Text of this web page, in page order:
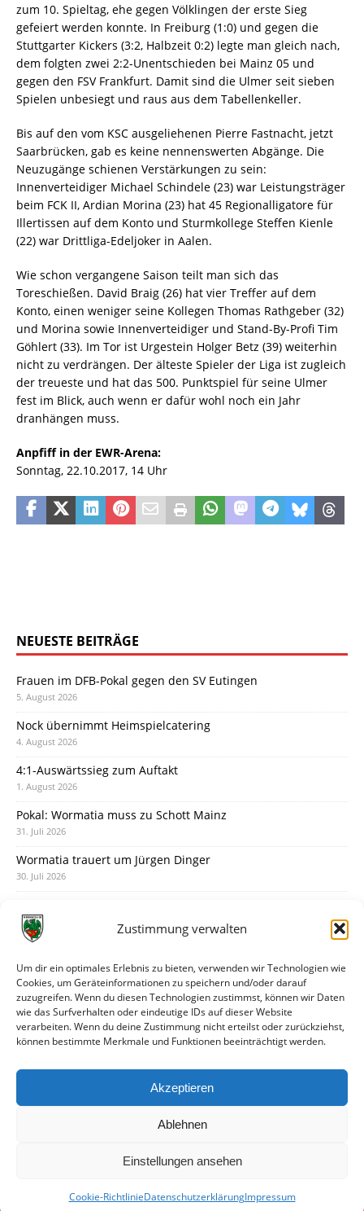
Zustimmung verwalten
Um dir ein optimales Erlebnis zu bieten, verwenden wir Technologien wie
Cookies, um Geräteinformationen zu speichern und/oder darauf
zuzugreifen. Wenn du diesen Technologien zustimmst, können wir Daten
wie das Surfverhalten oder eindeutige IDs auf dieser Website
verarbeiten. Wenn du deine Zustimmung nicht erteilst oder zurückziehst,
können bestimmte Merkmale und Funktionen beeinträchtigt werden.
Akzeptieren
Ablehnen
Einstellungen ansehen
Cookie-RichtlinieDatenschutzerklärungImpressum
zum 10. Spieltag, ehe gegen Völklingen der erste Sieg
gefeiert werden konnte. In Freiburg (1:0) und gegen die
Stuttgarter Kickers (3:2, Halbzeit 0:2) legte man gleich nach,
dem folgten zwei 2:2-Unentschieden bei Mainz 05 und
gegen den FSV Frankfurt. Damit sind die Ulmer seit sieben
Spielen unbesiegt und raus aus dem Tabellenkeller.
Bis auf den vom KSC ausgeliehenen Pierre Fastnacht, jetzt
Saarbrücken, gab es keine nennenswerten Abgänge. Die
Neuzugänge schienen Verstärkungen zu sein:
Innenverteidiger Michael Schindele (23) war Leistungsträger
beim FCK II, Ardian Morina (23) hat 45 Regionalligatore für
Illertissen auf dem Konto und Sturmkollege Steffen Kienle
(22) war Drittliga-Edeljoker in Aalen.
Wie schon vergangene Saison teilt man sich das
Toreschießen. David Braig (26) hat vier Treffer auf dem
Konto, einen weniger seine Kollegen Thomas Rathgeber (32)
und Morina sowie Innenverteidiger und Stand-By-Profi Tim
Göhlert (33). Im Tor ist Urgestein Holger Betz (39) weiterhin
nicht zu verdrängen. Der älteste Spieler der Liga ist zugleich
der treueste und hat das 500. Punktspiel für seine Ulmer
fest im Blick, auch wenn er dafür wohl noch ein Jahr
dranhängen muss.
Anpfiff in der EWR-Arena:
Sonntag, 22.10.2017, 14 Uhr
NEUESTE BEITRÄGE
Frauen im DFB-Pokal gegen den SV Eutingen
5. August 2026
Nock übernimmt Heimspielcatering
4. August 2026
4:1-Auswärtssieg zum Auftakt
1. August 2026
Pokal: Wormatia muss zu Schott Mainz
31. Juli 2026
Wormatia trauert um Jürgen Dinger
30. Juli 2026
28. Juli 2026
28. Juli 2026
Neue Podcast-Folge: So tickt Björn!
27. Juli 2026
Eindrücke vom Stadionfest
Unterhaltsamer Abschlusstest mit später Niederlage
25. Juli 2026
© VfR Wormatia Worms